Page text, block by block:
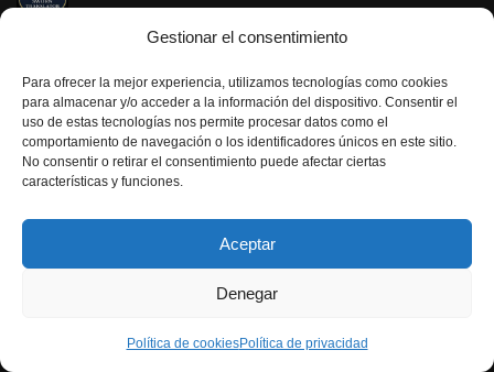
Gestionar el consentimiento
Para ofrecer la mejor experiencia, utilizamos tecnologías como cookies
para almacenar y/o acceder a la información del dispositivo. Consentir el
uso de estas tecnologías nos permite procesar datos como el
comportamiento de navegación o los identificadores únicos en este sitio.
No consentir o retirar el consentimiento puede afectar ciertas
características y funciones.
Aceptar
Denegar
Política de cookiesPolítica de privacidad
Contact Us
Traductor Jurado
Traductor Jurado España
Traductor Jurado Reino Unido